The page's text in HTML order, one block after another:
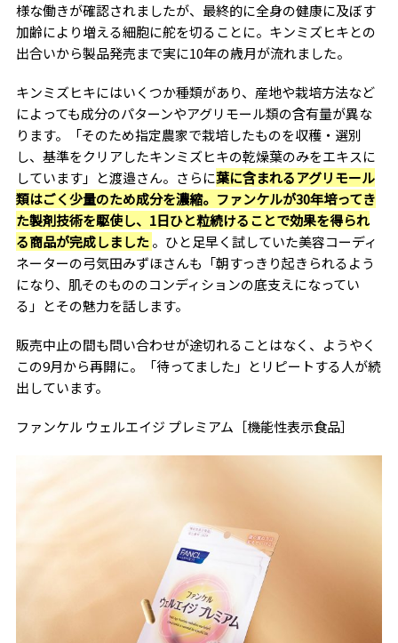
様な働きが確認されましたが、最終的に全身の健康に及ぼす
加齢により増える細胞に舵を切ることに。キンミズヒキとの
出合いから製品発売まで実に10年の歳月が流れました。
キンミズヒキにはいくつか種類があり、産地や栽培方法など
によっても成分のパターンやアグリモール類の含有量が異な
ります。「そのため指定農家で栽培したものを収穫・選別
し、基準をクリアしたキンミズヒキの乾燥葉のみをエキスに
しています」と渡邉さん。さらに葉に含まれるアグリモール
類はごく少量のため成分を濃縮。ファンケルが30年培ってき
た製剤技術を駆使し、1日ひと粒続けることで効果を得られ
る商品が完成しました。ひと足早く試していた美容コーディ
ネーターの弓気田みずほさんも「朝すっきり起きられるよう
になり、肌そのもののコンディションの底支えになってい
る」とその魅力を話します。
販売中止の間も問い合わせが途切れることはなく、ようやく
この9月から再開に。「待ってました」とリピートする人が続
出しています。
ファンケル ウェルエイジ プレミアム［機能性表示食品］